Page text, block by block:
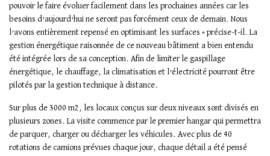
pouvoir le faire évoluer facilement dans les prochaines années car les
besoins d’aujourd’hui ne seront pas forcément ceux de demain. Nous
l’avons entièrement repensé en optimisant les surfaces » précise-t-il. La
gestion énergétique raisonnée de ce nouveau bâtiment a bien entendu
été intégrée lors de sa conception. Afin de limiter le gaspillage
énergétique, le chauffage, la climatisation et l’électricité pourront être
pilotés par la gestion technique à distance.
Sur plus de 3000 m2, les locaux conçus sur deux niveaux sont divisés en
plusieurs zones. La visite commence par le premier hangar qui permettra
de parquer, charger ou décharger les véhicules. Avec plus de 40
rotations de camions prévues chaque jour, chaque détail a été pensé